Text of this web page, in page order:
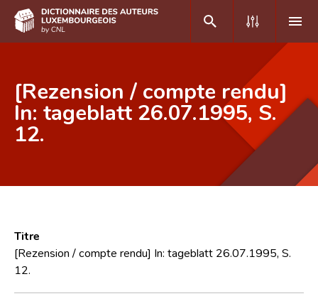
DE FR
Accueil
Recherche avancée
CNL
Équipe scientifique
[Rezension / compte rendu]
In: tageblatt 26.07.1995, S.
12.
Titre
[Rezension / compte rendu] In: tageblatt 26.07.1995, S.
12.